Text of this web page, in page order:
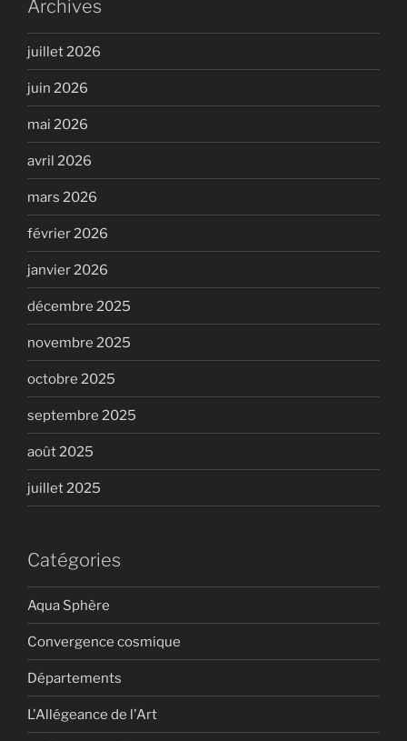
Archives
juillet 2026
juin 2026
mai 2026
avril 2026
mars 2026
février 2026
janvier 2026
décembre 2025
novembre 2025
octobre 2025
septembre 2025
août 2025
juillet 2025
Catégories
Aqua Sphère
Convergence cosmique
Départements
L'Allégeance de l'Art